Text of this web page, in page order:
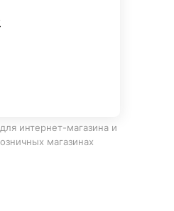
интернет-магазина и
магазинах